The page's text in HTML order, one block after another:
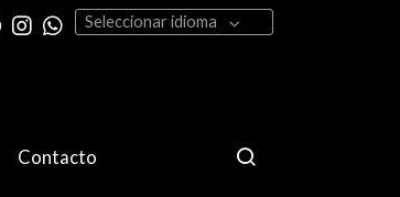
Seleccionar idioma
Contacto